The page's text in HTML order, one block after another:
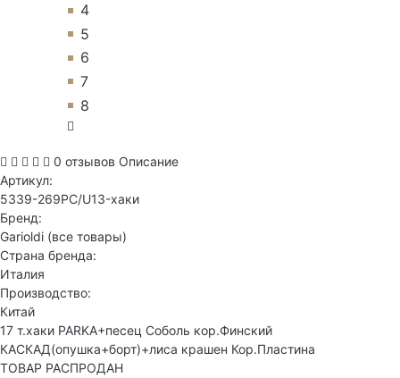
4
5
6
7
8
0 отзывов Описание
Артикул:
5339-269PC/U13-хаки
Бренд:
Garioldi (все товары)
Страна бренда:
Италия
Производство:
Китай
17 т.хаки PARKA+песец Соболь кор.Финский
КАСКАД(опушка+борт)+лиса крашен Кор.Пластина
ТОВАР РАСПРОДАН